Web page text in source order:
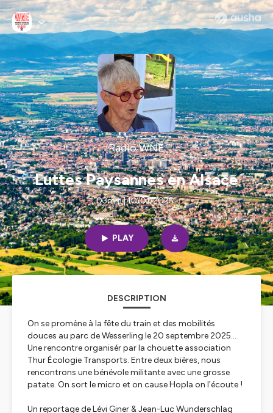
Radio WNE
Luttes Paysannes en Alsace
03min | 10/01/2025
PLAY
DESCRIPTION
On se promène à la fête du train et des mobilités
douces au parc de Wesserling le 20 septembre 2025...
Une rencontre organisér par la chouette association
Thur Écologie Transports. Entre deux bières, nous
rencontrons une bénévole militante avec une grosse
patate. On sort le micro et on cause Hopla on l'écoute !
Un reportage de Lévi Giner & Jean-Luc Wunderschlag